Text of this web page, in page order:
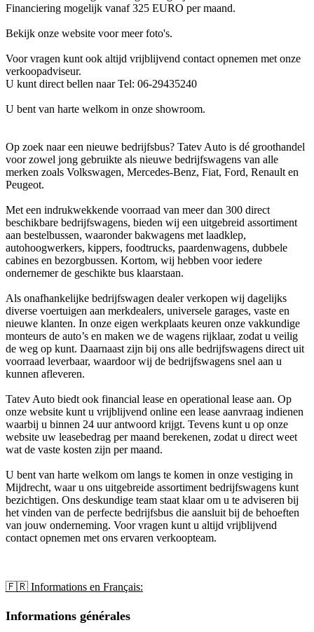
Financiering mogelijk vanaf 325 EURO per maand.
Bekijk onze website voor meer foto's.
Voor vragen kunt ook altijd vrijblijvend contact opnemen met onze
verkoopadviseur.
U kunt direct bellen naar Tel: 06-29435240
U bent van harte welkom in onze showroom.
Op zoek naar een nieuwe bedrijfsbus? Tatev Auto is dé groothandel
voor zowel jong gebruikte als nieuwe bedrijfswagens van alle
merken zoals Volkswagen, Mercedes-Benz, Fiat, Ford, Renault en
Peugeot.
Met een indrukwekkende voorraad van meer dan 300 direct
beschikbare bedrijfswagens, bieden wij een uitgebreid assortiment
aan bestelbussen, waaronder bakwagens met laadklep,
autohoogwerkers, kippers, foodtrucks, paardenwagens, dubbele
cabines en bezorgbussen. Kortom, wij hebben voor iedere
ondernemer de geschikte bus klaarstaan.
Als onafhankelijke bedrijfswagen dealer verkopen wij dagelijks
diverse voertuigen aan merkdealers, universele garages, vaste en
nieuwe klanten. In onze eigen werkplaats keuren onze vakkundige
monteurs de auto’s en maken we de wagens rijklaar, zodat u veilig
de weg op kunt. Daarnaast zijn bij ons alle bedrijfswagens direct uit
voorraad leverbaar, waardoor wij de bedrijfswagens snel aan u
kunnen afleveren.
Tatev Auto biedt ook financial lease en operational lease aan. Op
onze website kunt u vrijblijvend online een lease aanvraag indienen
waarbij u binnen 24 uur antwoord krijgt. Tevens kunt u op onze
website uw leasebedrag per maand berekenen, zodat u direct weet
wat de vaste kosten zijn per maand.
U bent van harte welkom om langs te komen in onze vestiging in
Mijdrecht, waar u ons uitgebreide assortiment bedrijfswagens kunt
bezichtigen. Ons deskundige team staat klaar om u te adviseren bij
het vinden van de perfecte bedrijfsbus die aansluit bij de behoeften
van jouw onderneming. Voor vragen kunt u altijd vrijblijvend
contact opnemen met ons ervaren verkoopteam.
🇫🇷 Informations en Français:
Informations générales